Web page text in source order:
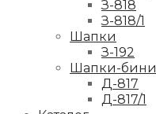
З-818
З-818/1
Шапки
З-192
Шапки-бини
Д-817
Д-817/1